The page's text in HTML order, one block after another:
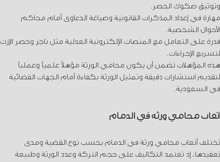
وتوثيق صكوك الحصر.
مهارة في إعداد المذكرات القانونية وصياغة الدعاوى أمام محاكم
الأحوال الشخصية.
قدرة على التعامل مع المنصات الإلكترونية العدلية مثل ناجز وحصر الإرث
لتسريع الإجراءات.
هذه المؤهلات تضمن أن يكون محامي الورثة مؤهلاً علمياً وعملياً
لتقديم استشارات دقيقة وتمثيل الورثة بكفاءة أمام الجهات القضائية
في السعودية.
أتعاب محامي ورثة في الدمام
تختلف أتعاب محامي ورثة في الدمام بحسب نوع القضية ومدى
تعقيدها، إذ تعتمد التكاليف على حجم التركة وعدد الورثة وطبيعة